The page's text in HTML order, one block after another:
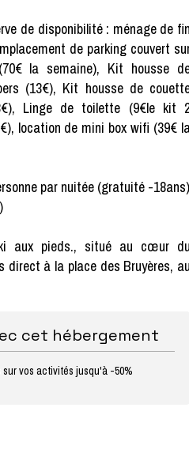
de disponibilité : ménage de
de parking couvert
la semaine), Kit housse
(13€), Kit housse de
Linge de toilette (9€le kit
location de mini box wifi (39€
par nuitée (gratuité -18ans)
aux pieds., situé au cœur
direct à la place des Bruyères,
cet hébergement
vos activités jusqu'à -50%